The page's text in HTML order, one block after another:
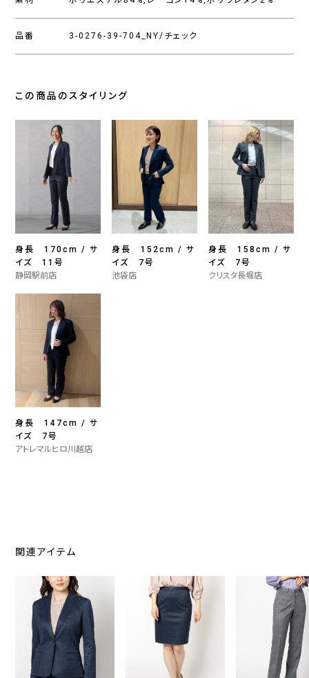
品番 3-0276-39-704_NY/チェック
この商品のスタイリング
身長 170cm / サ
イズ 11号
静岡駅前店
身長 152cm / サ
イズ 7号
池袋店
身長 158cm / サ
イズ 7号
クリスタ長堀店
身長 147cm / サ
イズ 7号
アトレマルヒロ川越店
関連アイテム